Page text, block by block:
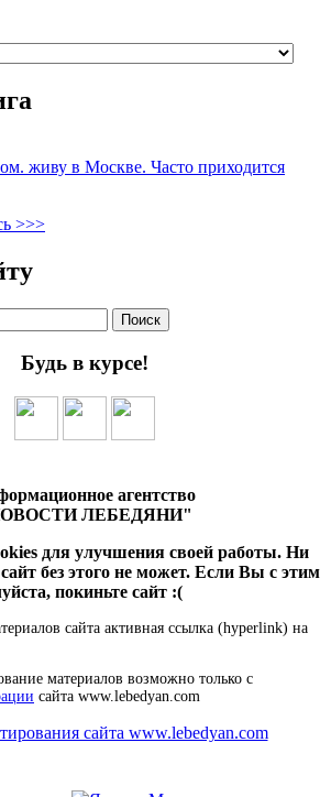
живу в Москве. Часто приходится
>>>
Будь в курсе!
агентство
ЛЕБЕДЯНИ"
для улучшения своей работы. Ни
без этого не может. Если Вы с этим
покиньте сайт :(
сайта активная ссылка (hyperlink) на
материалов возможно только с
сайта www.lebedyan.com